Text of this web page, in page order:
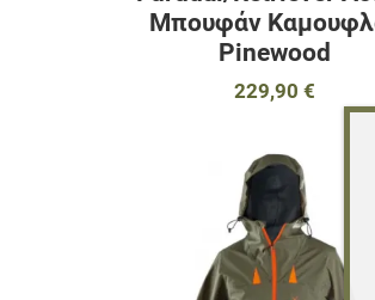
Μπουφάν
Pinewood
229,90 €